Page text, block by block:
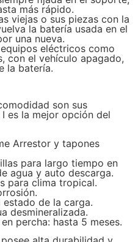
más rápido.
viejas o sus piezas con la
la batería usada en el
una nueva.
eléctricos como
con el vehículo apagado,
la batería.
son sus
es la mejor opción del
Arrestor y tapones
para largo tiempo en
agua y auto descarga.
para clima tropical.
de la carga.
desmineralizada.
percha: hasta 5 meses.